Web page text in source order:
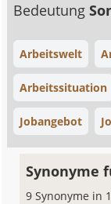
Bedeutung
Arbeitswelt
Arbeitssituation
Jobangebot
Synonyme
9 Synonyme in